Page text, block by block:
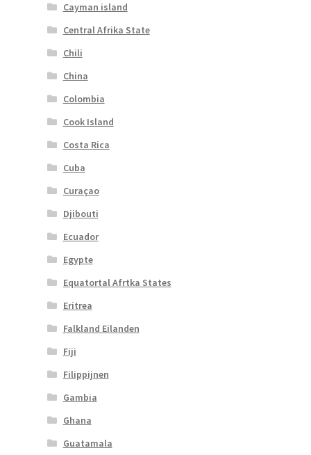
Cayman island
Central Afrika State
Chili
China
Colombia
Cook Island
Costa Rica
Cuba
Curaçao
Djibouti
Ecuador
Egypte
Equatortal Afrtka States
Eritrea
Falkland Eilanden
Fiji
Filippijnen
Gambia
Ghana
Guatamala